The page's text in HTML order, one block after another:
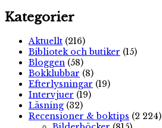
Kategorier
Aktuellt (216)
Bibliotek och butiker (15)
Bloggen (58)
Bokklubbar (8)
Efterlysningar (19)
Intervjuer (19)
Läsning (32)
Recensioner & boktips (2 224)